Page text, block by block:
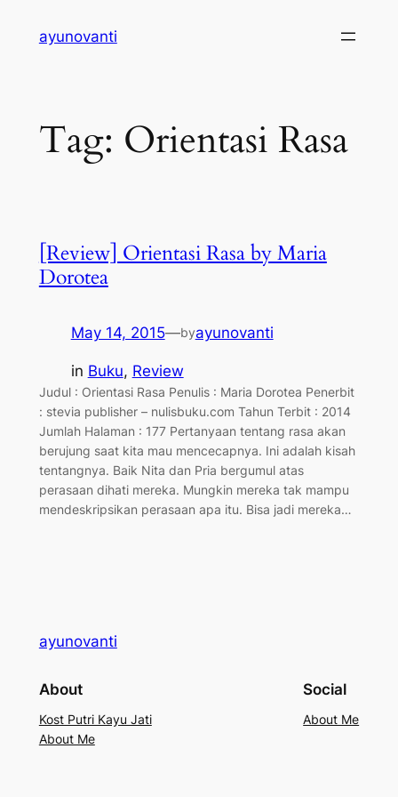
ayunovanti
Tag: Orientasi Rasa
[Review] Orientasi Rasa by Maria
Dorotea
May 14, 2015—byayunovanti
in Buku, Review
Judul : Orientasi Rasa Penulis : Maria Dorotea Penerbit
: stevia publisher – nulisbuku.com Tahun Terbit : 2014
Jumlah Halaman : 177 Pertanyaan tentang rasa akan
berujung saat kita mau mencecapnya. Ini adalah kisah
tentangnya. Baik Nita dan Pria bergumul atas
perasaan dihati mereka. Mungkin mereka tak mampu
mendeskripsikan perasaan apa itu. Bisa jadi mereka…
ayunovanti
About
Kost Putri Kayu Jati
About Me
Social
About Me